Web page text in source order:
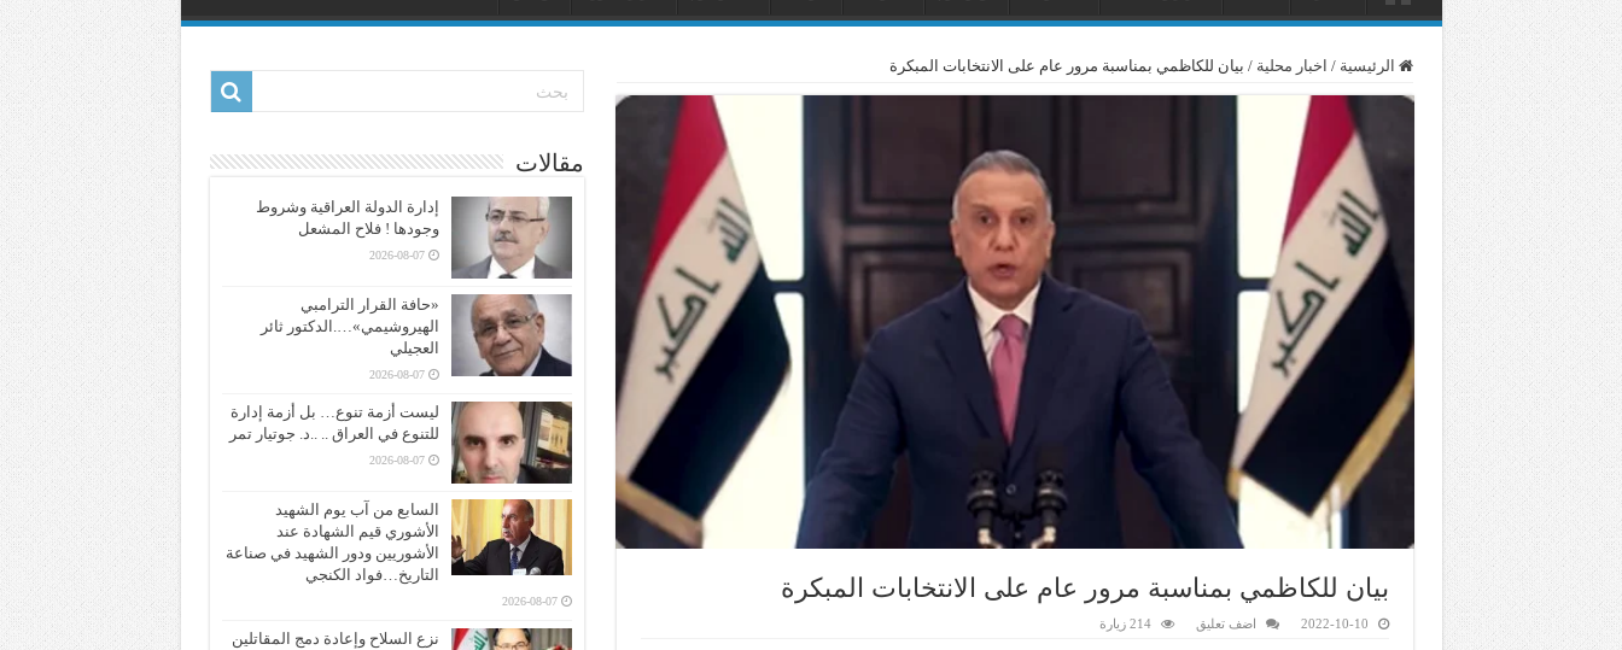
الرئيسية / اخبار محلية / بيان للكاظمي بمناسبة مرور عام على الانتخابات المبكرة
بيان للكاظمي بمناسبة مرور عام على الانتخابات المبكرة
2022-10-10 اضف تعليق 214 زيارة
مقالات
إدارة الدولة العراقية وشروط
وجودها ! فلاح المشعل
2026-08-07
«حافة القرار الترامبي
الهيروشيمي»….الدكتور ثائر
العجيلي
2026-08-07
ليست أزمة تنوع… بل أزمة إدارة
للتنوع في العراق .. ..د. جوتيار تمر
2026-08-07
السابع من آب يوم الشهيد
الأشوري قيم الشهادة عند
الأشوريين ودور الشهيد في صناعة
التاريخ…فواد الكنجي
2026-08-07
نزع السلاح وإعادة دمج المقاتلين